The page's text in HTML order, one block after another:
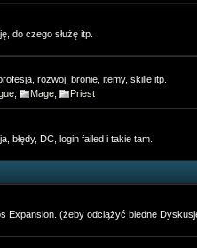
do czego służę itp.
rozwoj, bronie, itemy, skille itp.
Mage Priest
błędy, DC, login failed i takie tam.
Expansion. (żeby odciążyć biedne